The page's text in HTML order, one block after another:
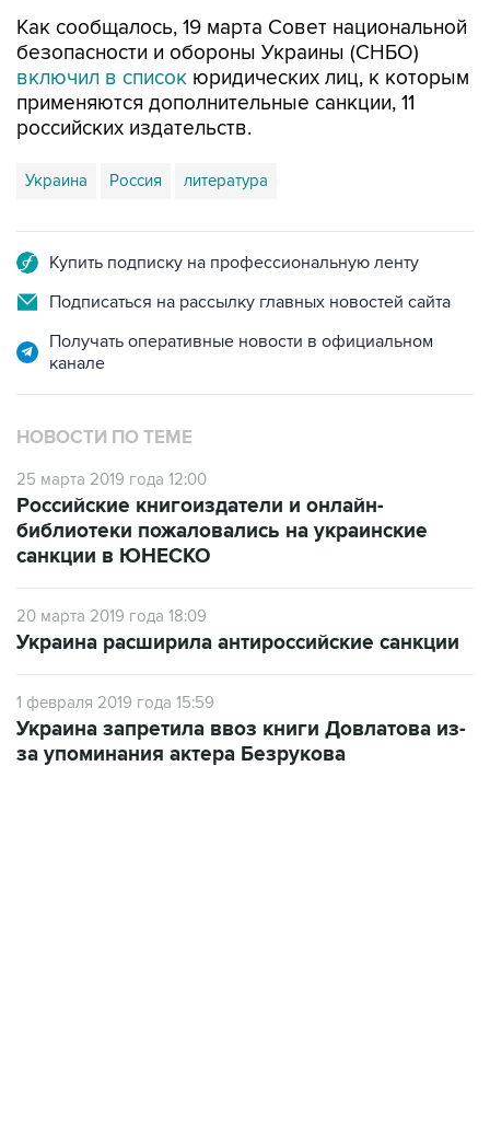
Как сообщалось, 19 марта Совет национальной
безопасности и обороны Украины (СНБО)
включил в список юридических лиц, к которым
применяются дополнительные санкции, 11
российских издательств.
Украина Россия литература
Купить подписку на профессиональную ленту
Подписаться на рассылку главных новостей сайта
Получать оперативные новости в официальном
канале
НОВОСТИ ПО ТЕМЕ
25 марта 2019 года 12:00
Российские книгоиздатели и онлайн-
библиотеки пожаловались на украинские
санкции в ЮНЕСКО
20 марта 2019 года 18:09
Украина расширила антироссийские санкции
1 февраля 2019 года 15:59
Украина запретила ввоз книги Довлатова из-
за упоминания актера Безрукова